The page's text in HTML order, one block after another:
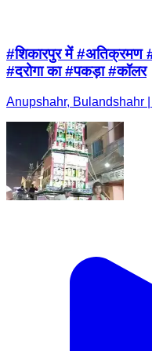
#शिकारपुर में #अतिक्रमण
#दरोगा का #पकड़ा #कॉलर
Anupshahr, Bulandshahr